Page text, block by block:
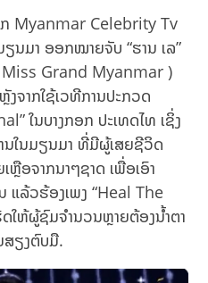
Myanmar Celebrity Tv
ຽນມາ ອອກໝາຍຈັບ “ຮານ ເລ”
Miss Grand Myanmar )
ຈາກໃຊ້ເວທີການປະກວດ
ໃນບາງກອກ ປະເທດໄທ ເຊິ່ງ
ານໃນມຽນມາ ທີ່ມີຜູ້ເສຍຊີວິດ
ອຈາກນາໆຊາດ ເພື່ອເອົາ
ແລ້ວຮ້ອງເພງ “Heal The
ໃຫ້ຜູ້ຊົມຈຳນວນຫຼາຍຕ້ອງນ້ຳຕາ
ສຽງຕົບມື.